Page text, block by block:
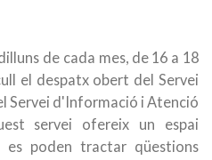
de cada mes, de 16 a 18
el despatx obert del Servei
Servei d'Informació i Atenció
servei ofereix un espai
poden tractar qüestions